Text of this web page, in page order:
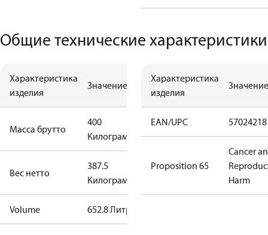
Общие технические характеристики
Характеристика
изделия
Значение
Масса брутто
400
Килограмм
Вес нетто
387.5
Килограмм
Volume 652.8 Литр
Характеристика
изделия
Значение
EAN/UPC
Proposition 65
Cancer
Harm